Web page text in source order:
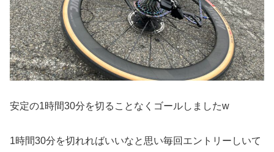
安定の1時間30分を切ることなくゴールしましたw
1時間30分を切れればいいなと思い毎回エントリーしいて